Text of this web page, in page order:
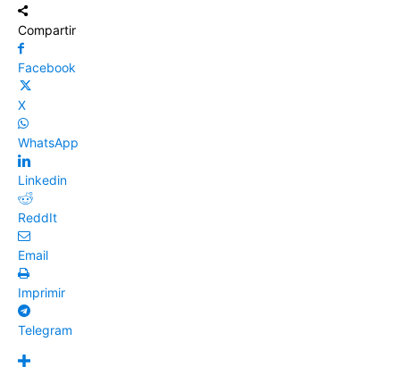
Compartir
Facebook
X
WhatsApp
Linkedin
ReddIt
Email
Imprimir
Telegram